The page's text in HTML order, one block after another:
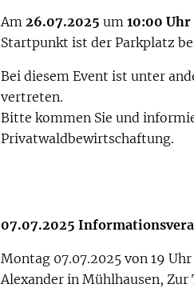
Am 26.07.2025 um10:00 Uhr
Startpunkt ist der Parkplatz
Bei diesem Event ist unter
vertreten.
Bitte kommen Sie und
Privatwaldbewirtschaftung.
07.07.2025
Montag 07.07.2025 von 19
Alexander in Mühlhausen,